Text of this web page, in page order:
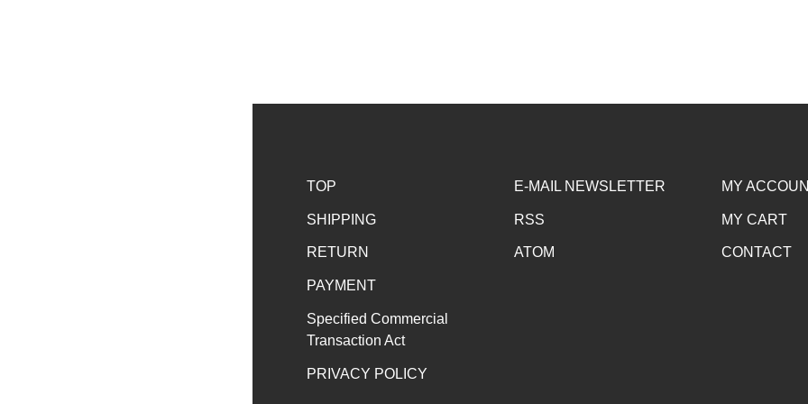
TOP
SHIPPING
RETURN
PAYMENT
Specified Commercial
Transaction Act
PRIVACY POLICY
E-MAIL NEWSLETTER
RSS
ATOM
MY
MY CART
CONTACT